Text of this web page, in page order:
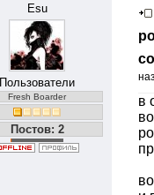
Esu
Пользователи
Fresh Boarder
Постов: 2
в